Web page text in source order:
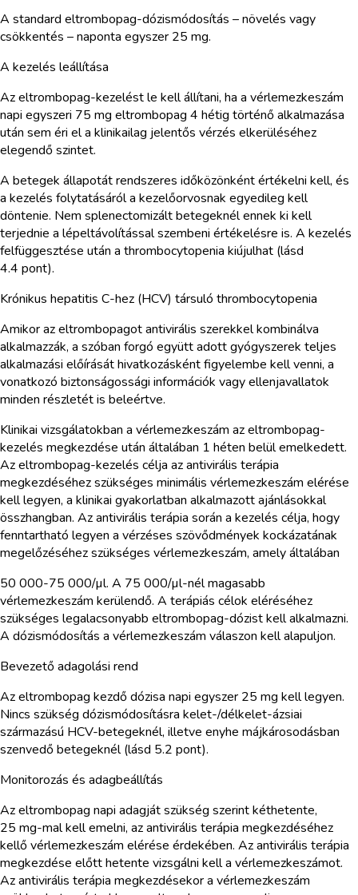
A standard eltrombopag-dózismódosítás – növelés vagy
csökkentés – naponta egyszer 25 mg.
A kezelés leállítása
Az eltrombopag-kezelést le kell állítani, ha a vérlemezkeszám
napi egyszeri 75 mg eltrombopag 4 hétig történő alkalmazása
után sem éri el a klinikailag jelentős vérzés elkerüléséhez
elegendő szintet.
A betegek állapotát rendszeres időközönként értékelni kell, és
a kezelés folytatásáról a kezelőorvosnak egyedileg kell
döntenie. Nem splenectomizált betegeknél ennek ki kell
terjednie a lépeltávolítással szembeni értékelésre is. A kezelés
felfüggesztése után a thrombocytopenia kiújulhat (lásd
4.4 pont).
Krónikus hepatitis C-hez (HCV) társuló thrombocytopenia
Amikor az eltrombopagot antivirális szerekkel kombinálva
alkalmazzák, a szóban forgó együtt adott gyógyszerek teljes
alkalmazási előírását hivatkozásként figyelembe kell venni, a
vonatkozó biztonságossági információk vagy ellenjavallatok
minden részletét is beleértve.
Klinikai vizsgálatokban a vérlemezkeszám az eltrombopag-
kezelés megkezdése után általában 1 héten belül emelkedett.
Az eltrombopag-kezelés célja az antivirális terápia
megkezdéséhez szükséges minimális vérlemezkeszám elérése
kell legyen, a klinikai gyakorlatban alkalmazott ajánlásokkal
összhangban. Az antivirális terápia során a kezelés célja, hogy
fenntartható legyen a vérzéses szövődmények kockázatának
megelőzéséhez szükséges vérlemezkeszám, amely általában
50 000-75 000/µl. A 75 000/µl-nél magasabb
vérlemezkeszám kerülendő. A terápiás célok eléréséhez
szükséges legalacsonyabb eltrombopag-dózist kell alkalmazni.
A dózismódosítás a vérlemezkeszám válaszon kell alapuljon.
Bevezető adagolási rend
Az eltrombopag kezdő dózisa napi egyszer 25 mg kell legyen.
Nincs szükség dózismódosításra kelet-/délkelet-ázsiai
származású HCV-betegeknél, illetve enyhe májkárosodásban
szenvedő betegeknél (lásd 5.2 pont).
Monitorozás és adagbeállítás
Az eltrombopag napi adagját szükség szerint kéthetente,
25 mg-mal kell emelni, az antivirális terápia megkezdéséhez
kellő vérlemezkeszám elérése érdekében. Az antivirális terápia
megkezdése előtt hetente vizsgálni kell a vérlemezkeszámot.
Az antivirális terápia megkezdésekor a vérlemezkeszám